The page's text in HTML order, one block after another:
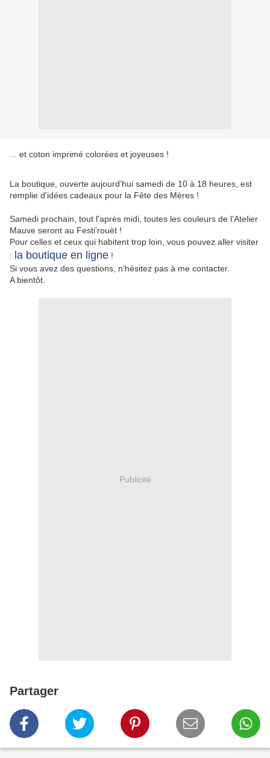
... et coton imprimé colorées et joyeuses !
La boutique, ouverte aujourd'hui samedi de 10 à 18 heures, est
remplie d'idées cadeaux pour la Fête des Mères !
Samedi prochain, tout l'après midi, toutes les couleurs de l'Atelier
Mauve seront au Festi'rouët !
Pour celles et ceux qui habitent trop loin, vous pouvez aller visiter
: la boutique en ligne !
Si vous avez des questions, n'hésitez pas à me contacter.
A bientôt.
Publicité
Partager